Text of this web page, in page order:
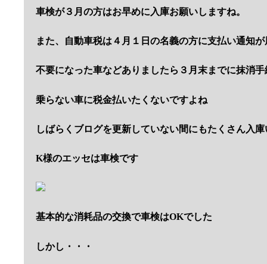
車検が３月の方はお早めに入庫お願いしますね。
また、自動車税は４月１日の名義の方に支払い通知
不要になった車などありましたら３月末までに抹消
乗らない車に税金払いたくないですよね
しばらくブログを更新していない間にもたくさん入
K様のエッセは車検です
基本的な消耗品の交換で車検はOKでした
しかし・・・